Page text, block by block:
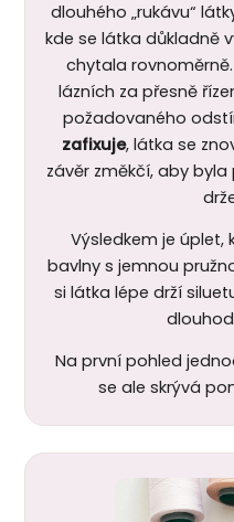
dlouhého „rukávu“
kde se látka důkladně
chytala
lázních za přesně
požadovaného
zafixuje, látka se
závěr změkčí, aby
Výsledkem je úplet,
bavlny s jemnou
si látka lépe drží
Na první pohled
se ale skrývá